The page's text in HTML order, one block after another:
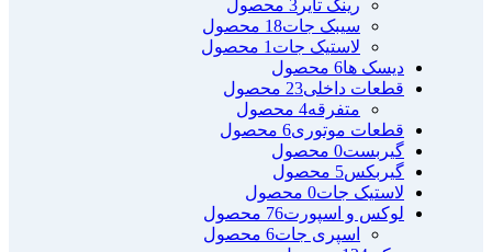
رینگ تایر 3 محصول
سیبک جات18 محصول
لاستیک جات 1 محصول
دیسک ها6 محصول
قطعات داخلی23 محصول
متفرقه4 محصول
قطعات موتوری6 محصول
گیربست0 محصول
گیربکس5 محصول
لاستیک جات0 محصول
لوکس و اسپورت76 محصول
اسپری جات6 محصول